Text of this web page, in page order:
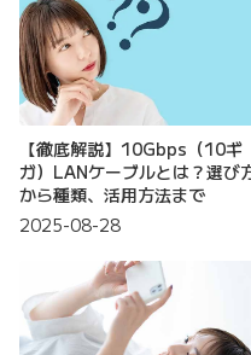
【徹底解説】10Gbps（10ギ
ガ）LANケーブルとは？選び
から種類、活用方法まで
2025-08-28